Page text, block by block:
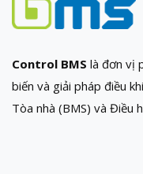
Control BMS là đơn vị
biến và giải pháp điều
Tòa nhà (BMS) và Điều